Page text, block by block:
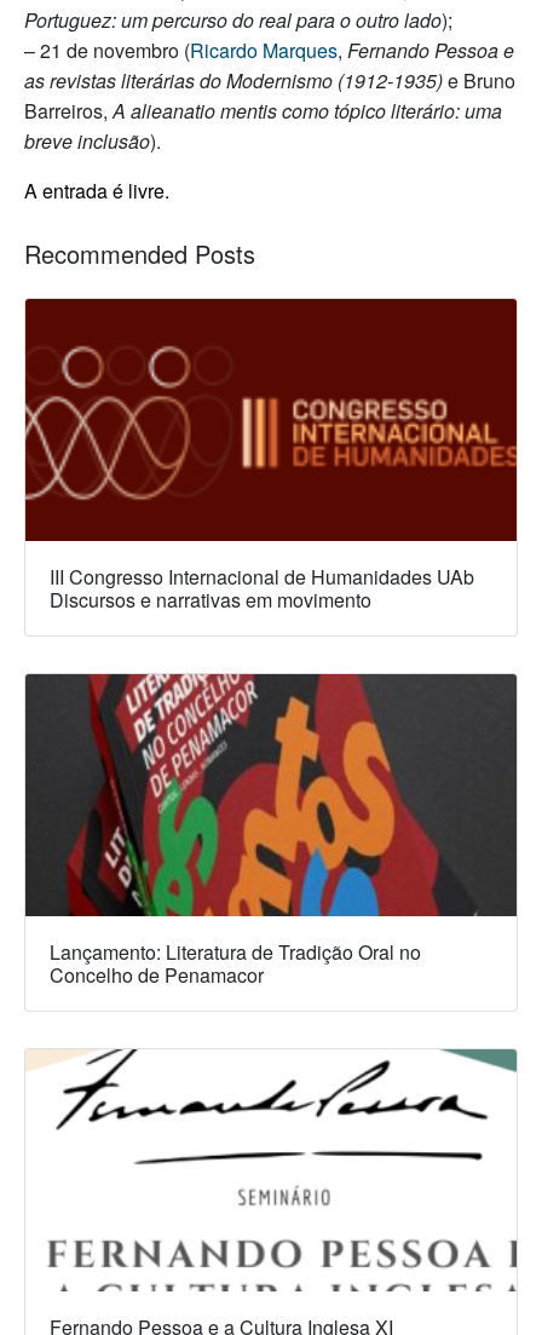
Portuguez: um percurso do real para o outro lado);
– 21 de novembro (Ricardo Marques, Fernando Pessoa e
as revistas literárias do Modernismo (1912-1935)e Bruno
Barreiros,A alieanatio mentis como tópico literário: uma
breve inclusão).
A entrada é livre.
Recommended Posts
III Congresso Internacional de Humanidades UAb
Discursos e narrativas em movimento
Lançamento: Literatura de Tradição Oral no
Concelho de Penamacor
Fernando Pessoa e a Cultura Inglesa XI